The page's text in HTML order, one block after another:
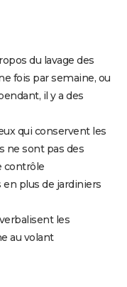
du lavage des
fois par semaine, ou
il y a des
qui conservent les
ne sont pas des
contrôle
en plus de jardiniers
les
au volant